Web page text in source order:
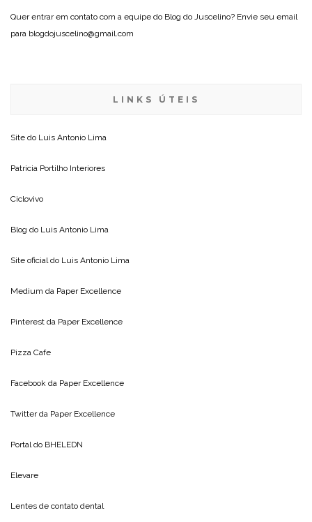
Quer entrar em contato com a equipe do Blog do Juscelino? Envie seu email
para blogdojuscelino@gmail.com
LINKS ÚTEIS
Site do Luis Antonio Lima
Patricia Portilho Interiores
Ciclovivo
Blog do Luis Antonio Lima
Site oficial do Luis Antonio Lima
Medium da Paper Excellence
Pinterest da Paper Excellence
Pizza Cafe
Facebook da Paper Excellence
Twitter da Paper Excellence
Portal do BHELEDN
Elevare
Lentes de contato dental